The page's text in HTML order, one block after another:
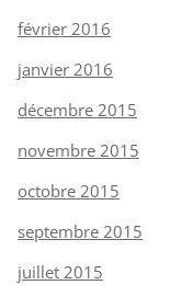
février 2016
janvier 2016
décembre 2015
novembre 2015
octobre 2015
septembre 2015
juillet 2015